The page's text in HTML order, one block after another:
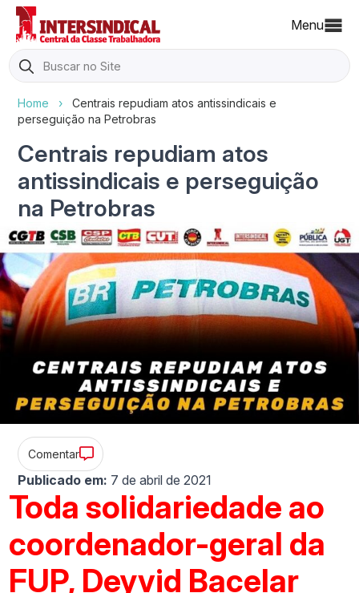
Menu
Search
for:
Home ›
Centrais repudiam atos antissindicais e
perseguição na Petrobras
Centrais repudiam atos
antissindicais e perseguição
na Petrobras
Comentar
Publicado em: 7 de abril de 2021
Toda solidariedade ao
coordenador-geral da
FUP, Deyvid Bacelar